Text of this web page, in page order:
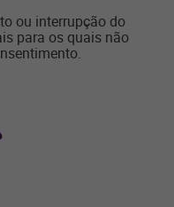
ou interrupção do
para os quais não